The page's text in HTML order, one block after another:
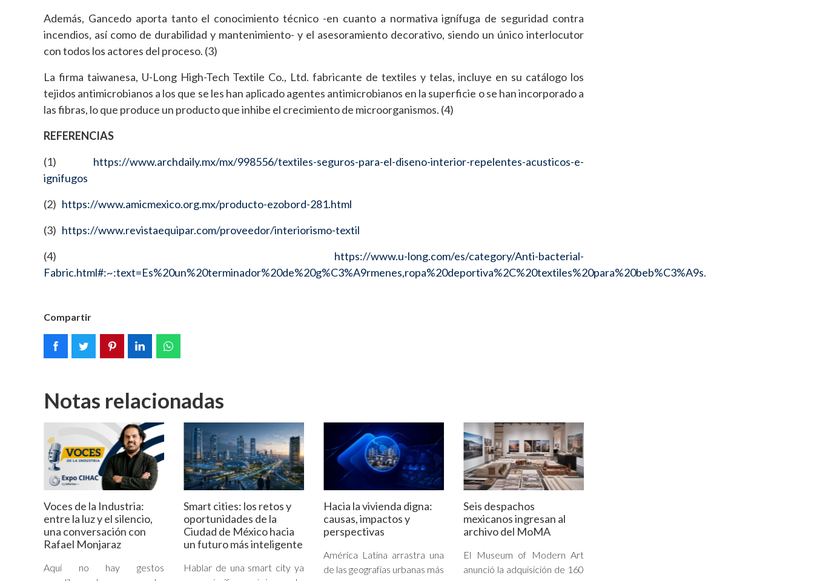
Además, Gancedo aporta tanto el conocimiento técnico -en cuanto a normativa ignífuga de seguridad contra
incendios, así como de durabilidad y mantenimiento- y el asesoramiento decorativo, siendo un único interlocutor
con todos los actores del proceso. (3)
La firma taiwanesa, U-Long High-Tech Textile Co., Ltd. fabricante de textiles y telas, incluye en su catálogo los
tejidos antimicrobianos a los que se les han aplicado agentes antimicrobianos en la superficie o se han incorporado a
las fibras, lo que produce un producto que inhibe el crecimiento de microorganismos. (4)
REFERENCIAS
(1)
https://www.archdaily.mx/mx/998556/textiles-seguros-para-el-diseno-interior-repelentes-acusticos-e-
ignifugos
(2) https://www.amicmexico.org.mx/producto-ezobord-281.html
(3) https://www.revistaequipar.com/proveedor/interiorismo-textil
(4)
https://www.u-long.com/es/category/Anti-bacterial-
Fabric.html#:~:text=Es%20un%20terminador%20de%20g%C3%A9rmenes,ropa%20deportiva%2C%20textiles%20para%20beb%C3%A9s.
Compartir
Notas relacionadas
Voces de la Industria:
entre la luz y el silencio,
una conversación con
Rafael Monjaraz
Aquí no hay gestos
Smart cities: los retos y
oportunidades de la
Ciudad de México hacia
un futuro más inteligente
Hablar de una smart city ya
Hacia la vivienda digna:
causas, impactos y
perspectivas
América Latina arrastra una
de las geografías urbanas más
Seis despachos
mexicanos ingresan al
archivo del MoMA
El Museum of Modern Art
anunció la adquisición de 160